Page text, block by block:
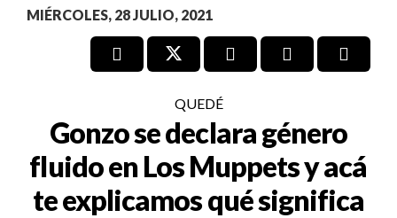
MIÉRCOLES, 28 JULIO, 2021
QUEDÉ
Gonzo se declara género
fluido en Los Muppets y acá
te explicamos qué significa